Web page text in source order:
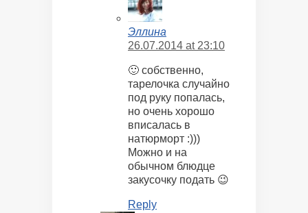
Эллина
26.07.2014 at 23:10
🙂 собственно,
тарелочка случайно
под руку попалась,
но очень хорошо
вписалась в
натюрморт :)))
Можно и на
обычном блюдце
закусочку подать 😉
Reply